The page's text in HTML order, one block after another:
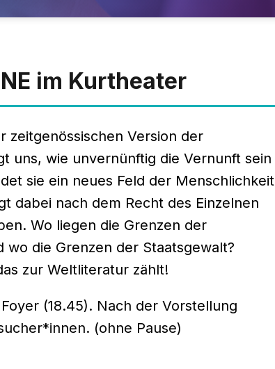
im Kurtheater
zeitgenössischen Version der
uns, wie unvernünftig die Vernunft sein
sie ein neues Feld der Menschlichkeit
dabei nach dem Recht des Einzelnen
Wo liegen die Grenzen der
die Grenzen der Staatsgewalt?
zur Weltliteratur zählt!
(18.45). Nach der Vorstellung
(ohne Pause)